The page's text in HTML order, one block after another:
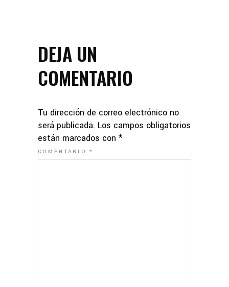
DEJA UN
COMENTARIO
Tu dirección de correo electrónico no
será publicada. Los campos obligatorios
están marcados con *
COMENTARIO*